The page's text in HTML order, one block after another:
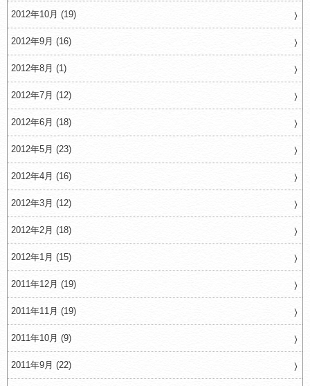
2012年10月 (19)
2012年9月 (16)
2012年8月 (1)
2012年7月 (12)
2012年6月 (18)
2012年5月 (23)
2012年4月 (16)
2012年3月 (12)
2012年2月 (18)
2012年1月 (15)
2011年12月 (19)
2011年11月 (19)
2011年10月 (9)
2011年9月 (22)